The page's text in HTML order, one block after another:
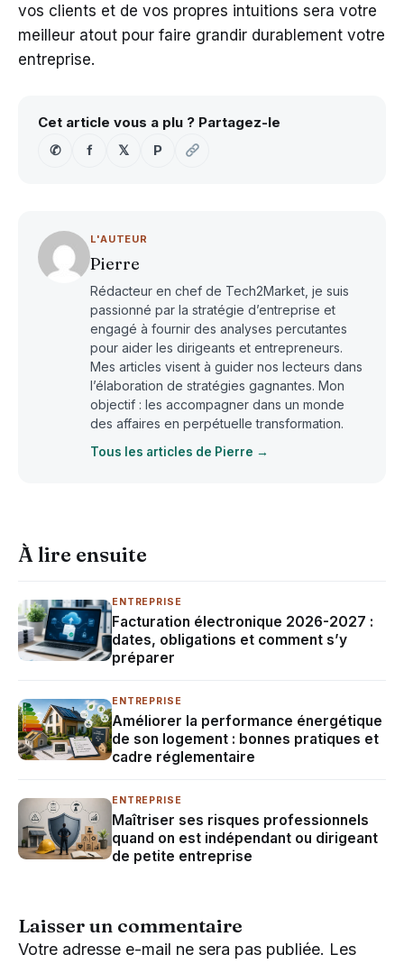
vos clients et de vos propres intuitions sera votre
meilleur atout pour faire grandir durablement votre
entreprise.
Cet article vous a plu ? Partagez-le
✆
f 𝕏 P
L'AUTEUR
Pierre
Rédacteur en chef de Tech2Market, je suis
passionné par la stratégie d’entreprise et
engagé à fournir des analyses percutantes
pour aider les dirigeants et entrepreneurs.
Mes articles visent à guider nos lecteurs dans
l’élaboration de stratégies gagnantes. Mon
objectif : les accompagner dans un monde
des affaires en perpétuelle transformation.
Tous les articles de Pierre →
À lire ensuite
ENTREPRISE
Facturation électronique 2026-2027 :
dates, obligations et comment s’y
préparer
ENTREPRISE
Améliorer la performance énergétique
de son logement : bonnes pratiques et
cadre réglementaire
ENTREPRISE
Maîtriser ses risques professionnels
quand on est indépendant ou dirigeant
de petite entreprise
Laisser un commentaire
Votre adresse e-mail ne sera pas publiée. Les